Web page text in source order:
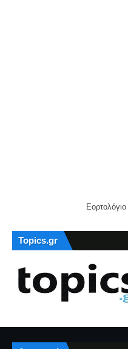
Εορτολόγιο
Topics.gr